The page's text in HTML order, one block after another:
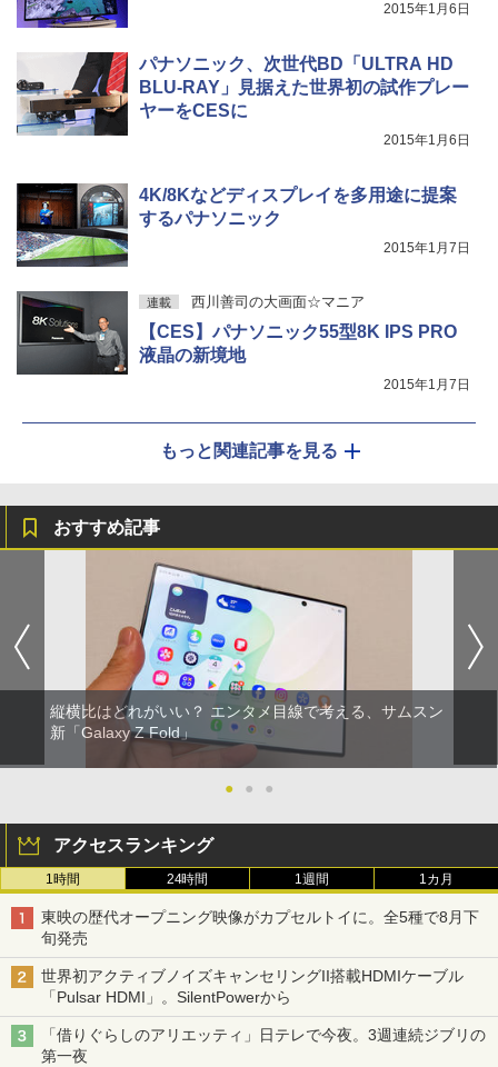
2015年1月6日
パナソニック、次世代BD「ULTRA HD
BLU-RAY」見据えた世界初の試作プレー
ヤーをCESに
2015年1月6日
4K/8Kなどディスプレイを多用途に提案
するパナソニック
2015年1月7日
連載 西川善司の大画面☆マニア
【CES】パナソニック55型8K IPS PRO
液晶の新境地
2015年1月7日
もっと関連記事を見る
おすすめ記事
縦横比はどれがいい？ エンタメ目線で考える、サムスン
新「Galaxy Z Fold」
● ● ●
アクセスランキング
1時間 24時間 1週間 1カ月
東映の歴代オープニング映像がカプセルトイに。全5種で8月下
旬発売
世界初アクティブノイズキャンセリングII搭載HDMIケーブル
「Pulsar HDMI」。SilentPowerから
「借りぐらしのアリエッティ」日テレで今夜。3週連続ジブリの
第一夜